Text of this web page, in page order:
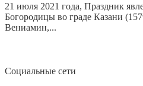
21 июля 2021 года, Праздник
Богородицы во граде Казани
Вениамин,...
Социальные сети